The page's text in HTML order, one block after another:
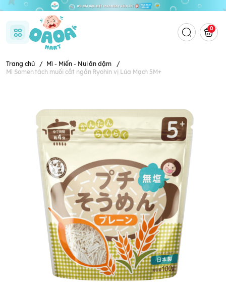
0
Trang chủ / Mì - Miến - Nui ăn dặm
/
Mì Somen tách muối cắt ngắn Ryohin vị Lúa Mạch 5M+